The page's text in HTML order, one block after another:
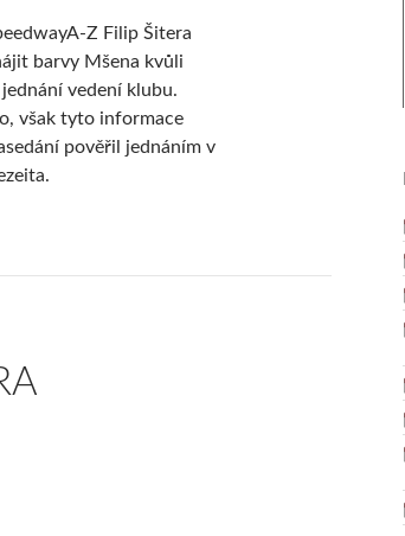
Z Filip Šitera
barvy Mšena kvůli
vedení klubu.
však tyto informace
pověřil jednáním v